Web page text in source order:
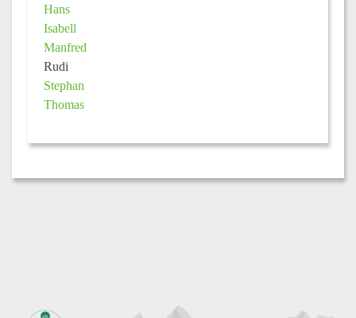
Hans
Isabell
Manfred
Rudi
Stephan
Thomas